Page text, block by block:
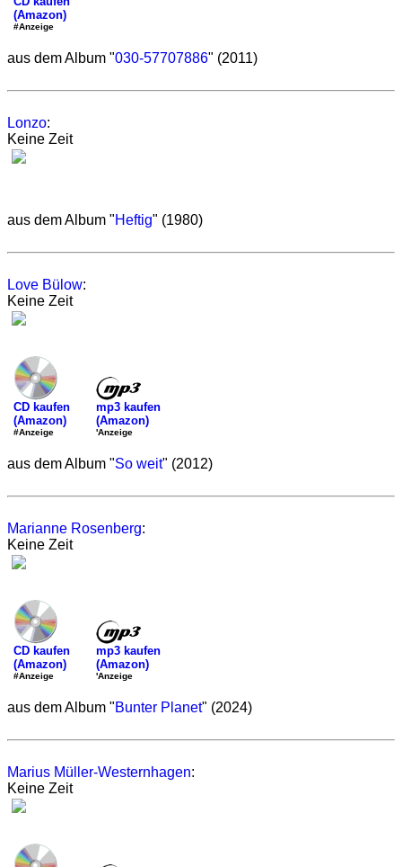
(Amazon)
#Anzeige
aus dem Album "030-57707886" (2011)
Lonzo:
Keine Zeit
aus dem Album "Heftig" (1980)
Love Bülow:
Keine Zeit
CD kaufen
(Amazon)
#Anzeige
mp3 kaufen
(Amazon)
'Anzeige
aus dem Album "So weit" (2012)
Marianne Rosenberg:
Keine Zeit
CD kaufen
(Amazon)
#Anzeige
mp3 kaufen
(Amazon)
'Anzeige
aus dem Album "Bunter Planet" (2024)
Marius Müller-Westernhagen:
Keine Zeit